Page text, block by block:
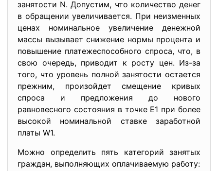
занятости N. Допустим, что количество денег
в обращении увеличивается. При неизменных
ценах номинальное увеличение денежной
массы вызывает снижение нормы процента и
повышение платежеспособного спроса, что, в
свою очередь, приводит к росту цен. Из-за
того, что уровень полной занятости остается
прежним, произойдет смещение кривых
спроса и предложения до нового
равновесного состояния в точке Е1 при более
высокой номинальной ставке заработной
платы W1.
Можно определить пять категорий занятых
граждан, выполняющих оплачиваемую работу: